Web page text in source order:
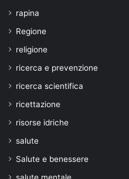
rapina
Regione
religione
ricerca e prevenzione
ricerca scientifica
ricettazione
risorse idriche
salute
Salute e benessere
salute mentale